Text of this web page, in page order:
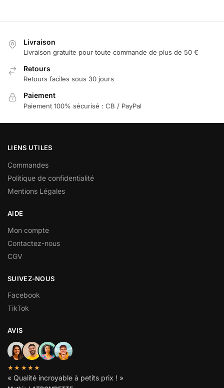
Livraison
Livraison gratuite pour toute commande de plus de 50 €
Retours
Retours faciles sous 30 jours
Paiement
Paiement 100% sécurisé : CB / PayPal
LIENS UTILES
Commandes
Politique de confidentialité
Mentions Légales
AIDE
Mon compte
Contactez-nous
CGV
SUIVEZ-NOUS
Facebook
TikTok
AVIS
★★★★★
« Qualité incroyable à petits prix ! »